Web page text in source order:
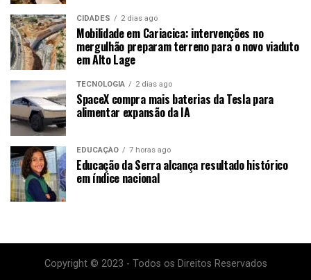
CIDADES 2 dias ago
Mobilidade em Cariacica: intervenções no
mergulhão preparam terreno para o novo viaduto
em Alto Lage
TECNOLOGIA 2 dias ago
SpaceX compra mais baterias da Tesla para
alimentar expansão da IA
EDUCAÇÃO 7 horas ago
Educação da Serra alcança resultado histórico
em índice nacional
Copyright © 2023 - Todos os Direitos Reservados